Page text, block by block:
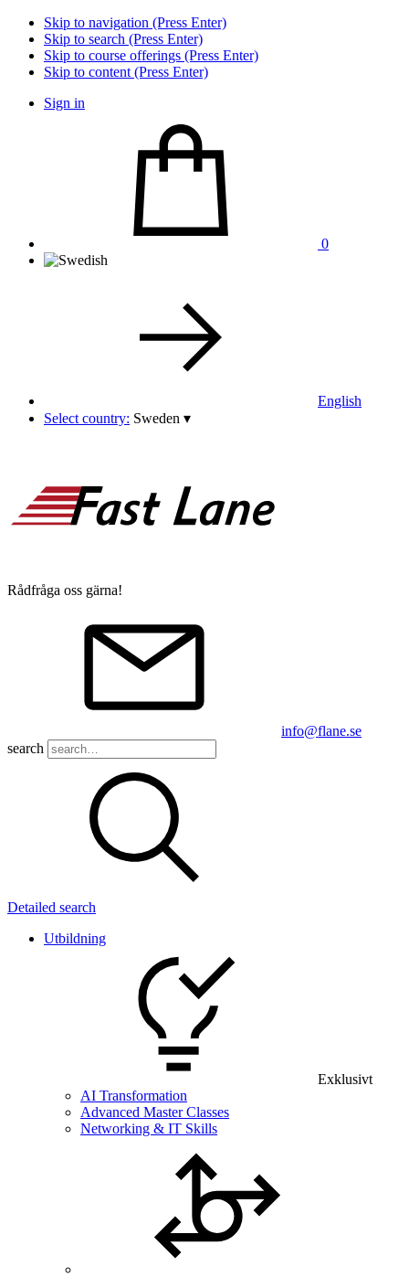
Skip to navigation (Press Enter)
Skip to search (Press Enter)
Skip to course offerings (Press Enter)
Skip to content (Press Enter)
Sign in
0
English
Select country: Sweden ▾
Rådfråga oss gärna!
info@flane.se
search
Detailed search
Utbildning
Exklusivt
AI Transformation
Advanced Master Classes
Networking & IT Skills